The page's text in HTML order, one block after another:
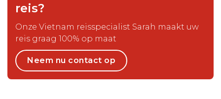
reis?
Onze Vietnam reisspecialist Sarah maakt uw
reis graag 100% op maat
Neem nu contact op